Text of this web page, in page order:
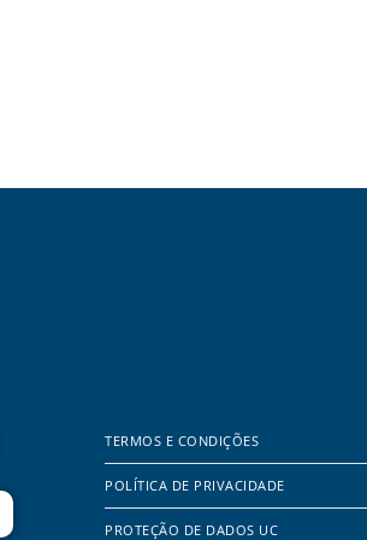
TERMOS E CONDIÇÕES
POLÍTICA DE PRIVACIDADE
PROTEÇÃO DE DADOS UC